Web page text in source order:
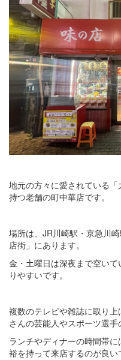
地元の方々に愛されている
持つ老舗の町中華店です。
場所は、JR川崎駅・京急川
店街」にあります。
金・土曜日は深夜まで空い
りやすいです。
複数のテレビや雑誌に取り
さんの芸能人やスポーツ選手
ランチやディナーの時間帯
裕を持って来店するのが良い